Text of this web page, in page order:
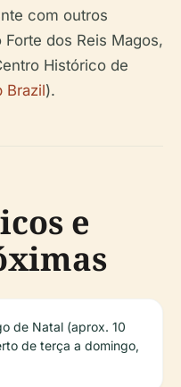
com outros
dos Reis Magos,
Histórico de
Brazil).
e
de Natal (aprox. 10
de terça a domingo,